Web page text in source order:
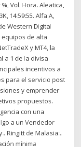
Vol. Hora. Aleatica,
14:59:55. Alfa A,
Western Digital
equipos de alta
y MT4, la
a 1 de la divisa
incentivos a
para el servicio post
y emprender
propuestos.
con una
a un Vendedor
Ringitt de Malasia:..
mínima